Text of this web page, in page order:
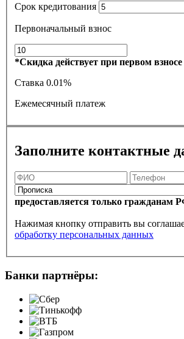
Срок кредитования
Первоначальный взнос
*Скидка действует при первом
Ставка 0.01%
Ежемесячный платеж
Заполните контактные
предоставляется только гражданам
Нажимая кнопку отправить вы
обработку персональных данных
Банки партнёры: